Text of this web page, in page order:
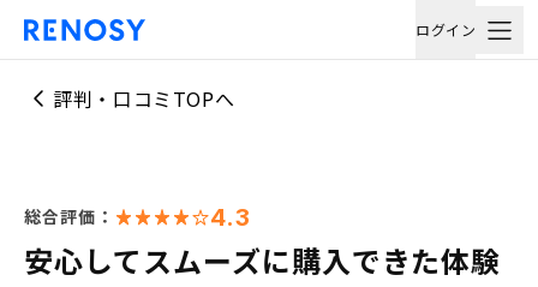
ログイン
評判・口コミTOPへ
総合評価： 4.3
安心してスムーズに購入できた体験